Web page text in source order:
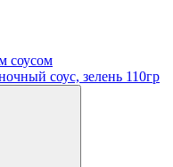
соусом
соус, зелень 110гр